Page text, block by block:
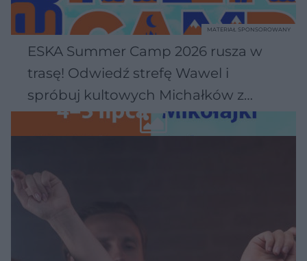
ESKA Summer Camp 2026 rusza w
trasę! Odwiedź strefę Wawel i
spróbuj kultowych Michałków z
Wawelu
MATERIAŁ SPONSOROWANY